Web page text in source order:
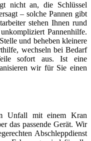
nicht an, die Schlüssel
– solche Pannen gibt
stehen Ihnen rund
Pannenhilfe.
und beheben kleinere
wechseln bei Bedarf
sofort aus. Ist eine
wir für Sie einen
Unfall mit einem Kran
das passende Gerät. Wir
Abschleppdienst